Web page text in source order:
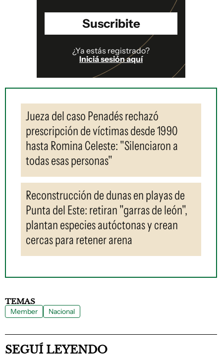
Suscribite
¿Ya estás registrado?
Iniciá sesión aquí
Jueza del caso Penadés rechazó
prescripción de víctimas desde 1990
hasta Romina Celeste: "Silenciaron a
todas esas personas"
Reconstrucción de dunas en playas de
Punta del Este: retiran "garras de león",
plantan especies autóctonas y crean
cercas para retener arena
TEMAS
Member Nacional
SEGUÍ LEYENDO